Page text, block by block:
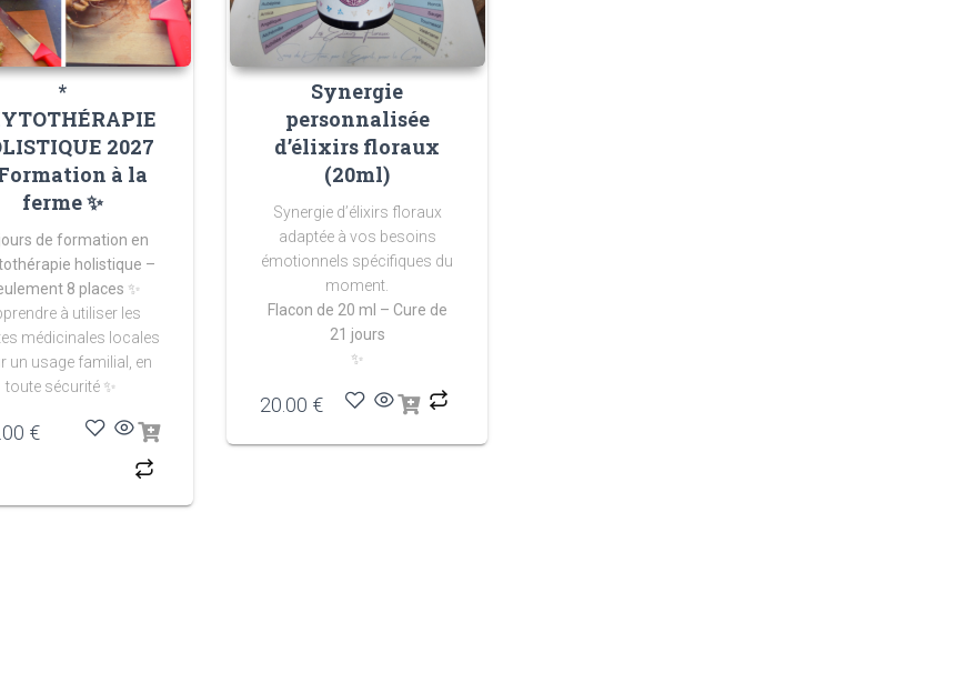
*
2027
à la
ferme ✨
de formation en
holistique –
8 places ✨
à utiliser les
médicinales locales
un usage familial, en
toute sécurité ✨
€
Synergie
personnalisée
d’élixirs floraux
(20ml)
Synergie d’élixirs floraux
adaptée à vos besoins
émotionnels spécifiques du
moment.
Flacon de 20 ml – Cure de
21 jours
✨
20.00 €